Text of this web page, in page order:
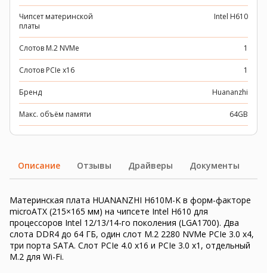
Чипсет материнской
платы
Intel H610
Слотов M.2 NVMe 1
Слотов PCIe x16 1
Бренд Huananzhi
Макс. объём памяти 64GB
Описание Отзывы Драйверы Документы
Материнская плата HUANANZHI H610M-K в форм-факторе
microATX (215×165 мм) на чипсете Intel H610 для
процессоров Intel 12/13/14-го поколения (LGA1700). Два
слота DDR4 до 64 ГБ, один слот M.2 2280 NVMe PCIe 3.0 x4,
три порта SATA. Слот PCIe 4.0 x16 и PCIe 3.0 x1, отдельный
M.2 для Wi-Fi.